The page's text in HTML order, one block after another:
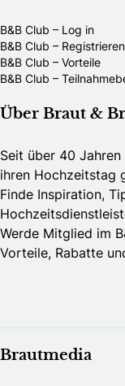
B&B Club – Log in
B&B Club – Registrieren
B&B Club – Vorteile
B&B Club –
Über Braut &
Seit über 40
ihren Hochzeitstag
Finde Inspiration,
Werde Mitglied im
Vorteile, Rabatte
Brautmedia